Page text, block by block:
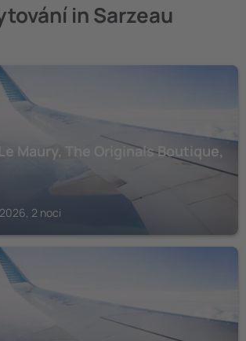
in Sarzeau
Maury, The Originals Boutique,
2 noci